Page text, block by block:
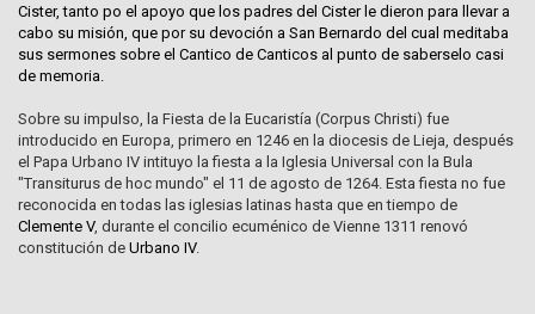
Cister, tanto po el apoyo que los padres del Cister le dieron para llevar a
cabo su misión, que por su devoción a San Bernardo del cual meditaba
sus sermones sobre el Cantico de Canticos al punto de saberselo casi
de memoria.
Sobre su impulso, la Fiesta de la Eucaristía (Corpus Christi) fue
introducido en Europa, primero en 1246 en la diocesis de Lieja, después
el Papa Urbano IV intituyo la fiesta a la Iglesia Universal con la Bula
"Transiturus de hoc mundo" el 11 de agosto de 1264. Esta fiesta no fue
reconocida en todas las iglesias latinas hasta que en tiempo de
Clemente V, durante el concilio ecuménico de Vienne 1311 renovó
constitución de Urbano IV.